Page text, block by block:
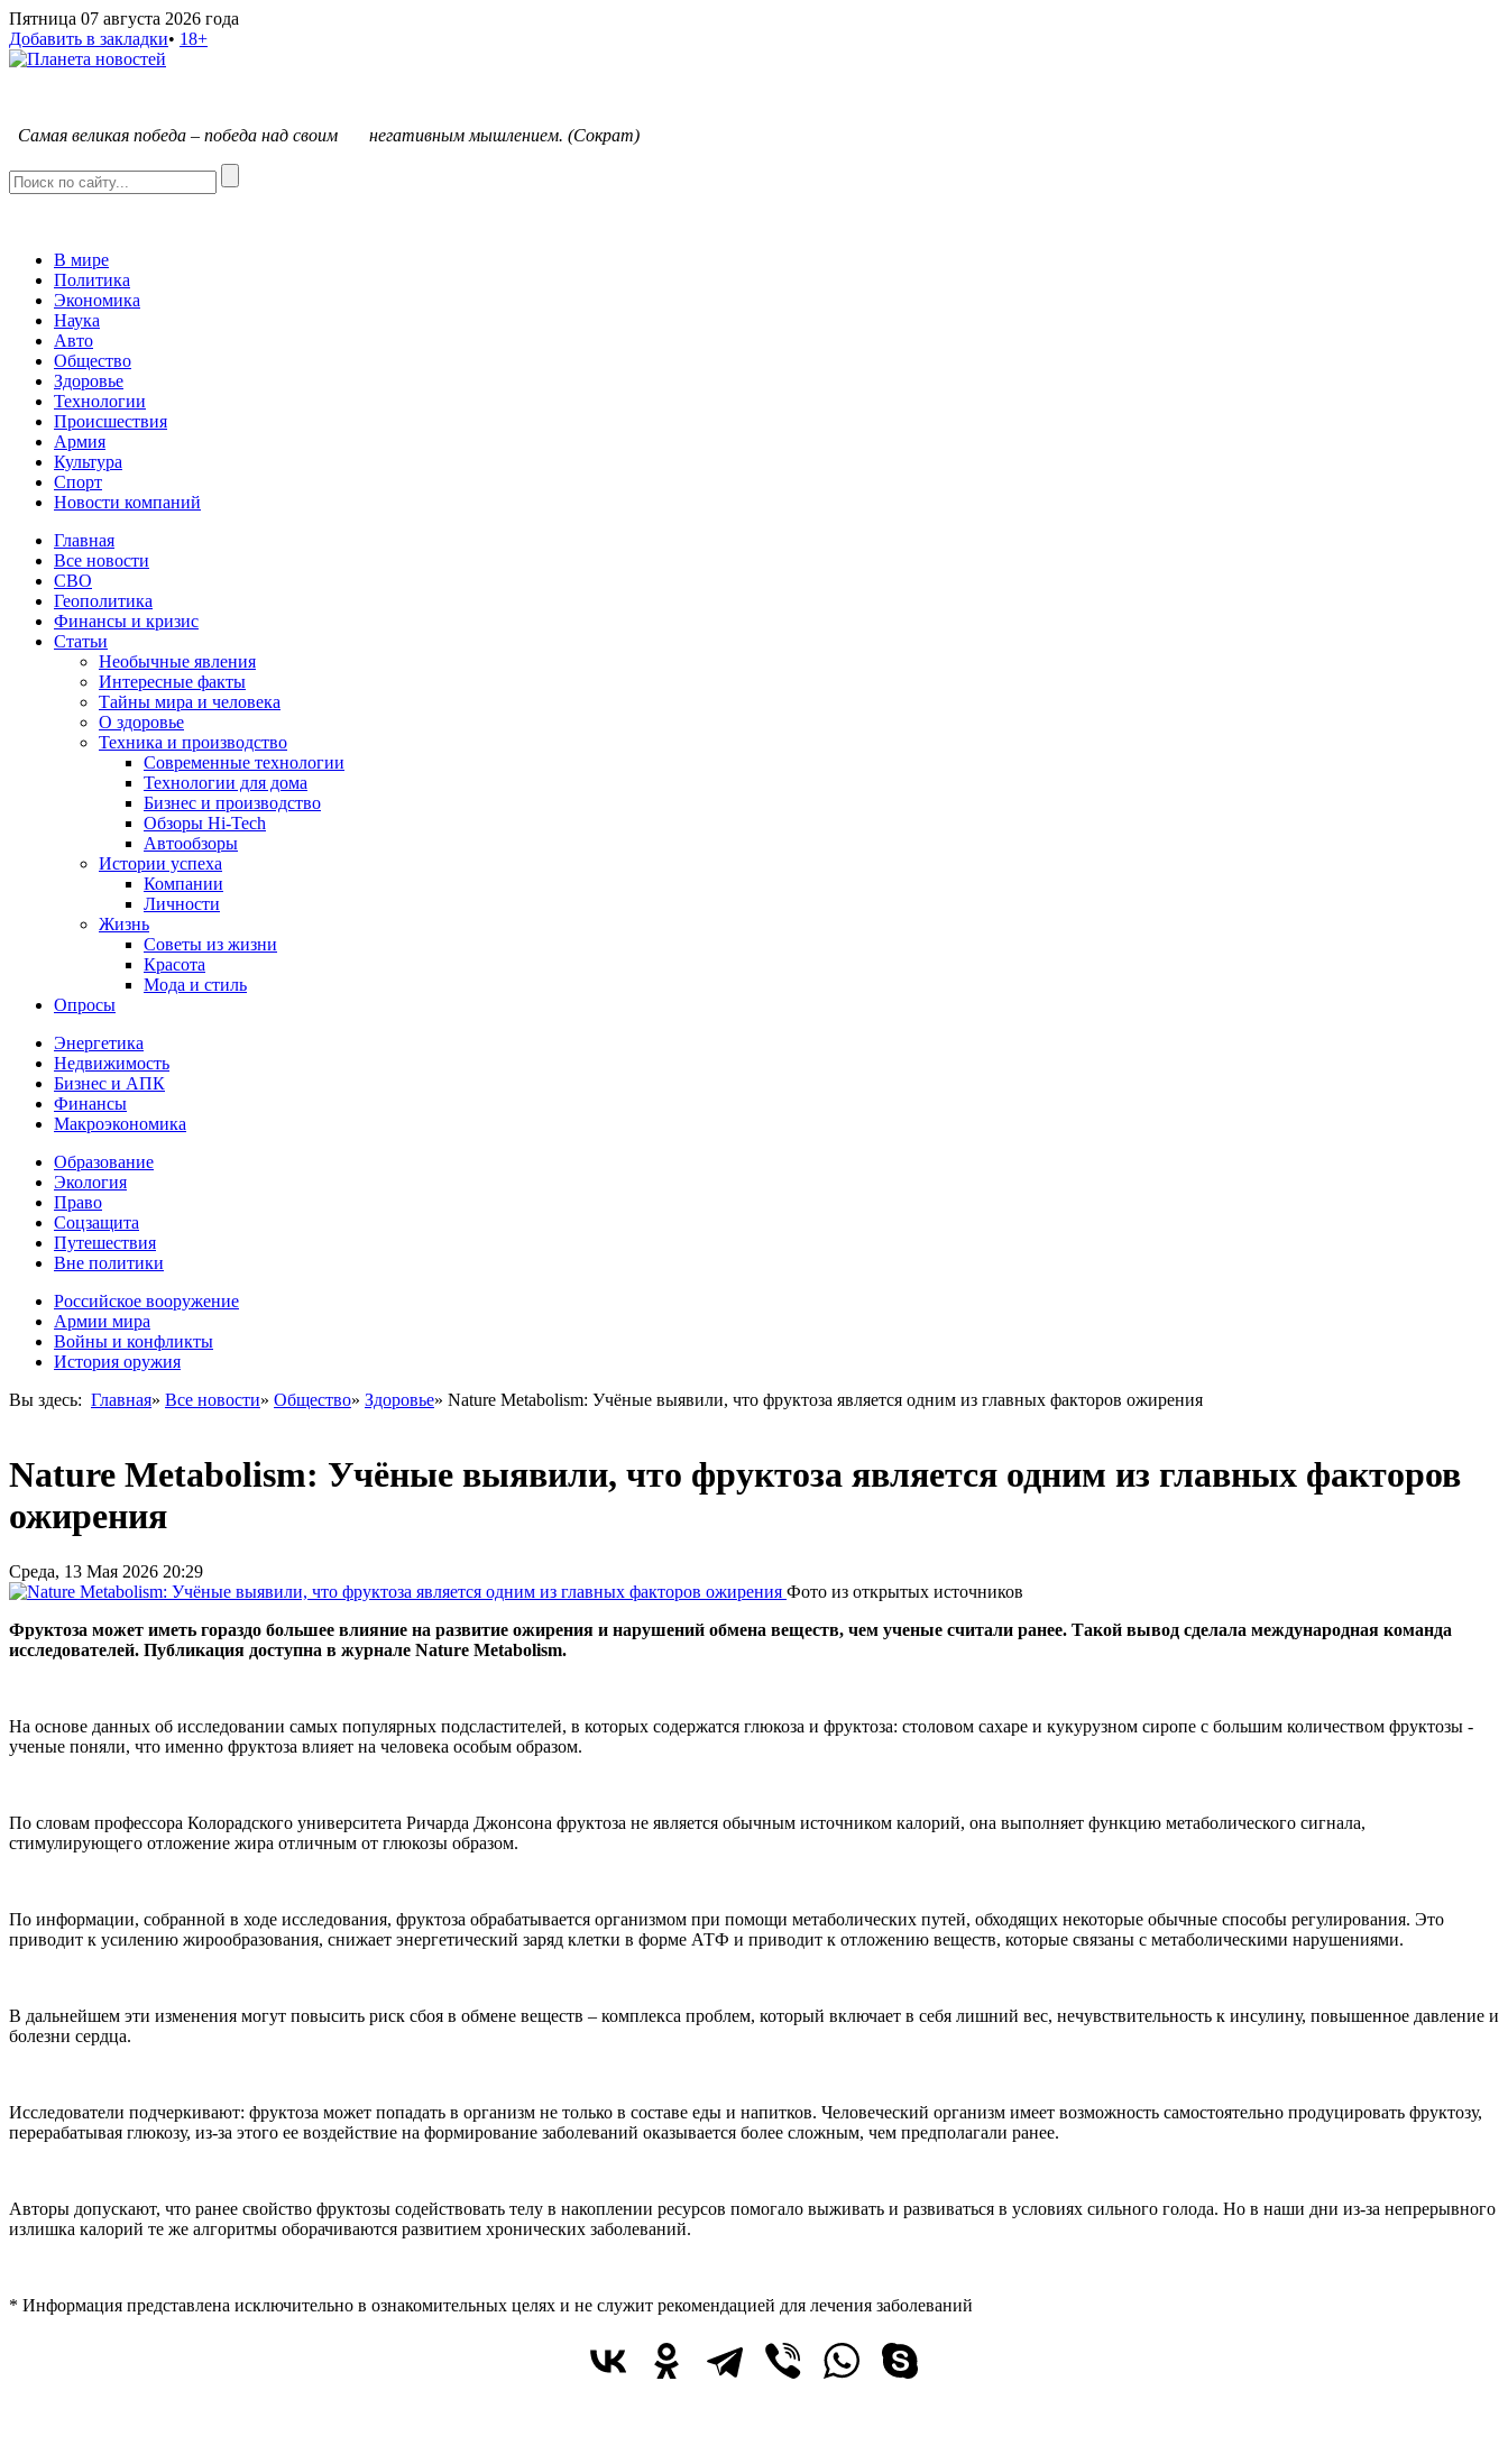
Пятница 07 августа 2026 года
Добавить в закладки• 18+
Самая великая победа – победа над своим негативным мышлением. (Сократ)
В мире
Политика
Экономика
Наука
Авто
Общество
Здоровье
Технологии
Происшествия
Армия
Культура
Спорт
Новости компаний
Главная
Все новости
СВО
Геополитика
Финансы и кризис
Статьи
Необычные явления
Интересные факты
Тайны мира и человека
О здоровье
Техника и производство
Современные технологии
Технологии для дома
Бизнес и производство
Обзоры Hi-Tech
Автообзоры
Истории успеха
Компании
Личности
Жизнь
Советы из жизни
Красота
Мода и стиль
Опросы
Энергетика
Недвижимость
Бизнес и АПК
Финансы
Макроэкономика
Образование
Экология
Право
Соцзащита
Путешествия
Вне политики
Российское вооружение
Армии мира
Войны и конфликты
История оружия
Вы здесь: Главная» Все новости» Общество» Здоровье» Nature Metabolism: Учёные выявили, что фруктоза является одним из главных факторов ожирения
Nature Metabolism: Учёные выявили, что фруктоза является одним из главных факторов
ожирения
Среда, 13 Мая 2026 20:29
Фото из открытых источников
Фруктоза может иметь гораздо большее влияние на развитие ожирения и нарушений обмена веществ, чем ученые считали ранее. Такой вывод сделала международная команда
исследователей. Публикация доступна в журнале Nature Metabolism.
На основе данных об исследовании самых популярных подсластителей, в которых содержатся глюкоза и фруктоза: столовом сахаре и кукурузном сиропе с большим количеством фруктозы -
ученые поняли, что именно фруктоза влияет на человека особым образом.
По словам профессора Колорадского университета Ричарда Джонсона фруктоза не является обычным источником калорий, она выполняет функцию метаболического сигнала,
стимулирующего отложение жира отличным от глюкозы образом.
По информации, собранной в ходе исследования, фруктоза обрабатывается организмом при помощи метаболических путей, обходящих некоторые обычные способы регулирования. Это
приводит к усилению жирообразования, снижает энергетический заряд клетки в форме АТФ и приводит к отложению веществ, которые связаны с метаболическими нарушениями.
В дальнейшем эти изменения могут повысить риск сбоя в обмене веществ – комплекса проблем, который включает в себя лишний вес, нечувствительность к инсулину, повышенное давление и
болезни сердца.
Исследователи подчеркивают: фруктоза может попадать в организм не только в составе еды и напитков. Человеческий организм имеет возможность самостоятельно продуцировать фруктозу,
перерабатывая глюкозу, из-за этого ее воздействие на формирование заболеваний оказывается более сложным, чем предполагали ранее.
Авторы допускают, что ранее свойство фруктозы содействовать телу в накоплении ресурсов помогало выживать и развиваться в условиях сильного голода. Но в наши дни из-за непрерывного
излишка калорий те же алгоритмы оборачиваются развитием хронических заболеваний.
* Информация представлена исключительно в ознакомительных целях и не служит рекомендацией для лечения заболеваний